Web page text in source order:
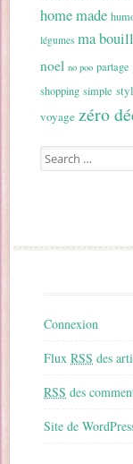
home made
légumes ma
noel no poo partage
shopping simple
voyage zéro
Search for:
Connexion
FluxRSS des
RSS des
Site de